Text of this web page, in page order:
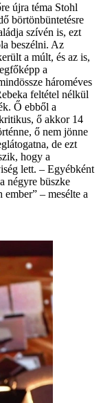
újra téma Stohl
börtönbüntetésre
szívén is, ezt
beszélni. Az
a múlt, és az is,
a
hároméves
feltétel nélkül
Ő ebből a
ő akkor 14
ő nem jönne
de ezt
hogy a
lett. – Egyébként
négyre büszke
– mesélte a